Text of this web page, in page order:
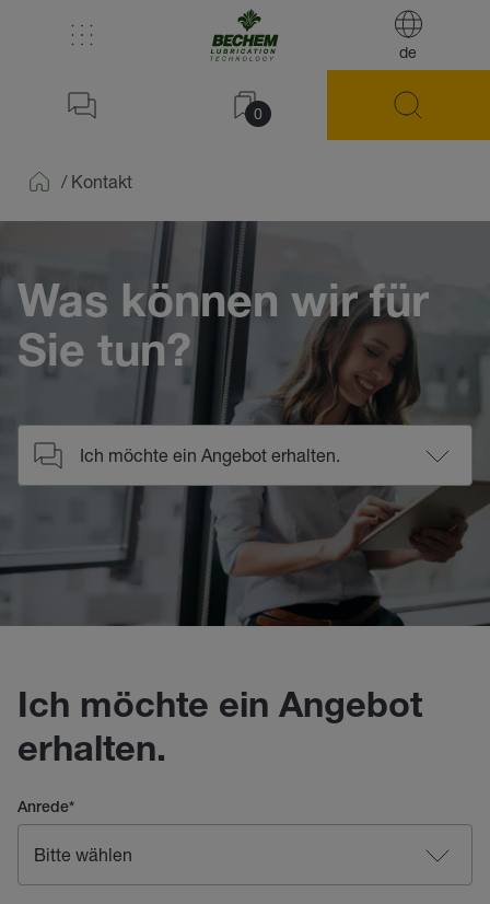
de
0
/ Kontakt
Was können wir für
Sie tun?
Ich möchte ein Angebot
erhalten.
Anrede*